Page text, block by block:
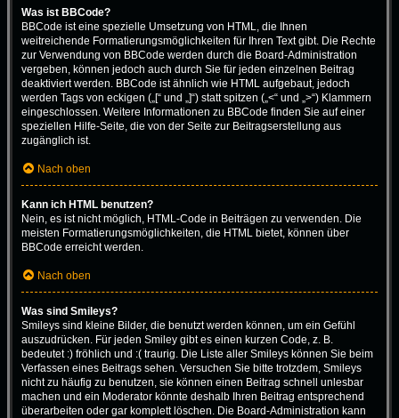
Was ist BBCode?
BBCode ist eine spezielle Umsetzung von HTML, die Ihnen
weitreichende Formatierungsmöglichkeiten für Ihren Text gibt. Die Rechte
zur Verwendung von BBCode werden durch die Board-Administration
vergeben, können jedoch auch durch Sie für jeden einzelnen Beitrag
deaktiviert werden. BBCode ist ähnlich wie HTML aufgebaut, jedoch
werden Tags von eckigen („[“ und „]“) statt spitzen („<“ und „>“) Klammern
eingeschlossen. Weitere Informationen zu BBCode finden Sie auf einer
speziellen Hilfe-Seite, die von der Seite zur Beitragserstellung aus
zugänglich ist.
Nach oben
Kann ich HTML benutzen?
Nein, es ist nicht möglich, HTML-Code in Beiträgen zu verwenden. Die
meisten Formatierungsmöglichkeiten, die HTML bietet, können über
BBCode erreicht werden.
Nach oben
Was sind Smileys?
Smileys sind kleine Bilder, die benutzt werden können, um ein Gefühl
auszudrücken. Für jeden Smiley gibt es einen kurzen Code, z. B.
bedeutet :) fröhlich und :( traurig. Die Liste aller Smileys können Sie beim
Verfassen eines Beitrags sehen. Versuchen Sie bitte trotzdem, Smileys
nicht zu häufig zu benutzen, sie können einen Beitrag schnell unlesbar
machen und ein Moderator könnte deshalb Ihren Beitrag entsprechend
überarbeiten oder gar komplett löschen. Die Board-Administration kann